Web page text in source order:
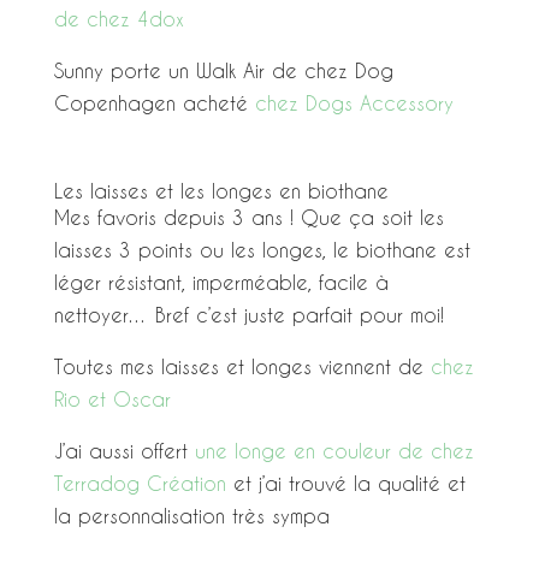
de chez 4dox
Sunny porte un Walk Air de chez Dog
Copenhagen acheté chez Dogs Accessory
Les laisses et les longes en biothane
Mes favoris depuis 3 ans ! Que ça soit les
laisses 3 points ou les longes, le biothane est
léger résistant, imperméable, facile à
nettoyer… Bref c’est juste parfait pour moi!
Toutes mes laisses et longes viennent de chez
Rio et Oscar
J’ai aussi offert une longe en couleur de chez
Terradog Création et j’ai trouvé la qualité et
la personnalisation très sympa